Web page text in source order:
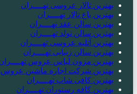
بهترین تالار عروسی تهــــران
بهترین باغ تالار تهــــران
بهترین سالن عقد تهــــران
بهترین سالن تولد تهــــران
بهترین آتلیه عروسی تهــــران
بهترین سالن زیبایی تهــــران
بهترین مزون لباس عروس
بهترین شرکت اجاره ماشین عروس
بهترین کافی شاپ تهــــران
بهترین کافه رستوران تهــــران